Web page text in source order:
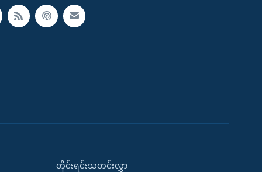
တိုင်းရင်းသတင်းလွှာ